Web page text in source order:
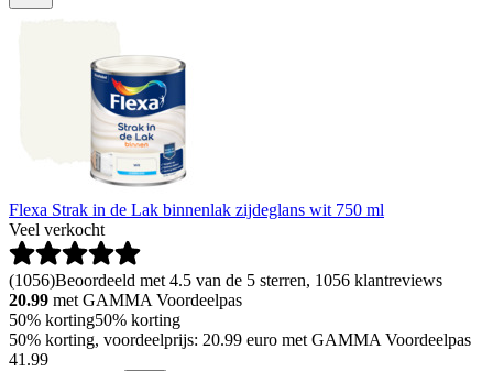
Flexa Strak in de Lak binnenlak zijdeglans wit 750 ml
Veel verkocht
(1056)Beoordeeld met 4.5 van de 5 sterren, 1056 klantreviews
20.99 met GAMMA Voordeelpas
50% korting50% korting
50% korting, voordeelprijs: 20.99 euro met GAMMA Voordeelpas
41 .99